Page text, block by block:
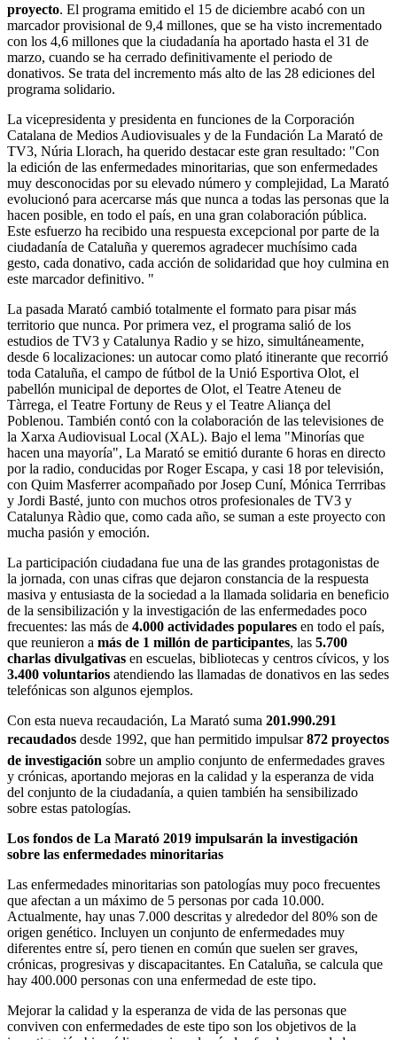
proyecto. El programa emitido el 15 de diciembre acabó con un
marcador provisional de 9,4 millones, que se ha visto incrementado
con los 4,6 millones que la ciudadanía ha aportado hasta el 31 de
marzo, cuando se ha cerrado definitivamente el periodo de
donativos. Se trata del incremento más alto de las 28 ediciones del
programa solidario.
La vicepresidenta y presidenta en funciones de la Corporación
Catalana de Medios Audiovisuales y de la Fundación La Marató de
TV3, Núria Llorach, ha querido destacar este gran resultado: "Con
la edición de las enfermedades minoritarias, que son enfermedades
muy desconocidas por su elevado número y complejidad, La Marató
evolucionó para acercarse más que nunca a todas las personas que la
hacen posible, en todo el país, en una gran colaboración pública.
Este esfuerzo ha recibido una respuesta excepcional por parte de la
ciudadanía de Cataluña y queremos agradecer muchísimo cada
gesto, cada donativo, cada acción de solidaridad que hoy culmina en
este marcador definitivo. "
La pasada Marató cambió totalmente el formato para pisar más
territorio que nunca. Por primera vez, el programa salió de los
estudios de TV3 y Catalunya Radio y se hizo, simultáneamente,
desde 6 localizaciones: un autocar como plató itinerante que recorrió
toda Cataluña, el campo de fútbol de la Unió Esportiva Olot, el
pabellón municipal de deportes de Olot, el Teatre Ateneu de
Tàrrega, el Teatre Fortuny de Reus y el Teatre Aliança del
Poblenou. También contó con la colaboración de las televisiones de
la Xarxa Audiovisual Local (XAL). Bajo el lema "Minorías que
hacen una mayoría", La Marató se emitió durante 6 horas en directo
por la radio, conducidas por Roger Escapa, y casi 18 por televisión,
con Quim Masferrer acompañado por Josep Cuní, Mónica Terrribas
y Jordi Basté, junto con muchos otros profesionales de TV3 y
Catalunya Ràdio que, como cada año, se suman a este proyecto con
mucha pasión y emoción.
La participación ciudadana fue una de las grandes protagonistas de
la jornada, con unas cifras que dejaron constancia de la respuesta
masiva y entusiasta de la sociedad a la llamada solidaria en beneficio
de la sensibilización y la investigación de las enfermedades poco
frecuentes: las más de 4.000 actividades populares en todo el país,
que reunieron a más de 1 millón de participantes, las 5.700
charlas divulgativas en escuelas, bibliotecas y centros cívicos, y los
3.400 voluntarios atendiendo las llamadas de donativos en las sedes
telefónicas son algunos ejemplos.
Con esta nueva recaudación, La Marató suma 201.990.291
recaudados desde 1992, que han permitido impulsar872 proyectos
de investigación sobre un amplio conjunto de enfermedades graves
y crónicas, aportando mejoras en la calidad y la esperanza de vida
del conjunto de la ciudadanía, a quien también ha sensibilizado
sobre estas patologías.
Los fondos de La Marató 2019 impulsarán la investigación
sobre las enfermedades minoritarias
Las enfermedades minoritarias son patologías muy poco frecuentes
que afectan a un máximo de 5 personas por cada 10.000.
Actualmente, hay unas 7.000 descritas y alrededor del 80% son de
origen genético. Incluyen un conjunto de enfermedades muy
diferentes entre sí, pero tienen en común que suelen ser graves,
crónicas, progresivas y discapacitantes. En Cataluña, se calcula que
hay 400.000 personas con una enfermedad de este tipo.
Mejorar la calidad y la esperanza de vida de las personas que
conviven con enfermedades de este tipo son los objetivos de la